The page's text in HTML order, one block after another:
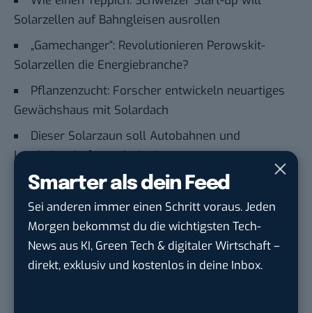
Smarter als dein Feed
Sei anderen immer einen Schritt voraus. Jeden
Morgen bekommst du die wichtigsten Tech-
News aus KI, Green Tech & digitaler Wirtschaft –
direkt, exklusiv und kostenlos in deine Inbox.
Solarzellen auf Bahngleisen ausrollen
„Gamechanger“: Revolutionieren Perowskit-
Solarzellen die Energiebranche?
Pflanzenzucht: Forscher entwickeln neuartiges
Gewächshaus mit Solardach
Dieser Solarzaun soll Autobahnen und
Landwirtschaft revolutionieren
Du möchtest nicht abgehängt werden, wenn es um
KI, Green Tech und die Tech-Themen von Morgen
geht? Über 12.000 smarte Leser bekommen jeden
Tag UPDATE, unser Tech-Briefing mit den